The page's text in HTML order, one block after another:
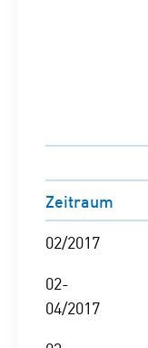
Zeitraum
02/2017
02-
04/2017